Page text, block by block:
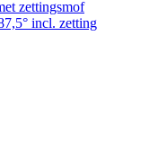
zettingsmof
incl. zetting